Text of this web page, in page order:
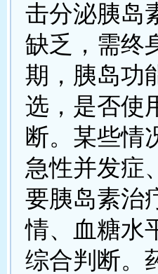
击分泌胰岛
缺乏，需终
期，胰岛功
选，是否使
断。某些情
急性并发症
要胰岛素治
情、血糖水
综合判断。